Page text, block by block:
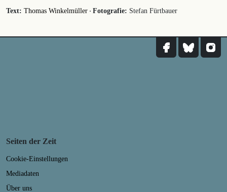
Text: Thomas Winkelmüller · Fotografie: Stefan Fürtbauer
Seiten der Zeit
Cookie-Einstellungen
Mediadaten
Über uns